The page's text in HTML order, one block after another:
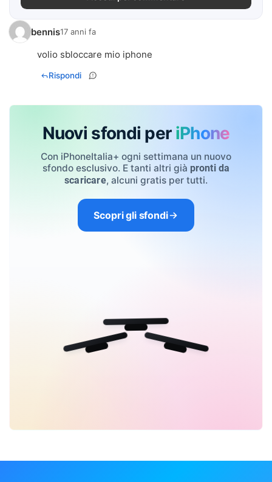
bennis17 anni fa
volio sbloccare mio iphone
Rispondi
Nuovi sfondi per iPhone
Con iPhoneItalia+ ogni settimana un nuovo
sfondo esclusivo. E tanti altri già pronti da
scaricare, alcuni gratis per tutti.
Scopri gli sfondi